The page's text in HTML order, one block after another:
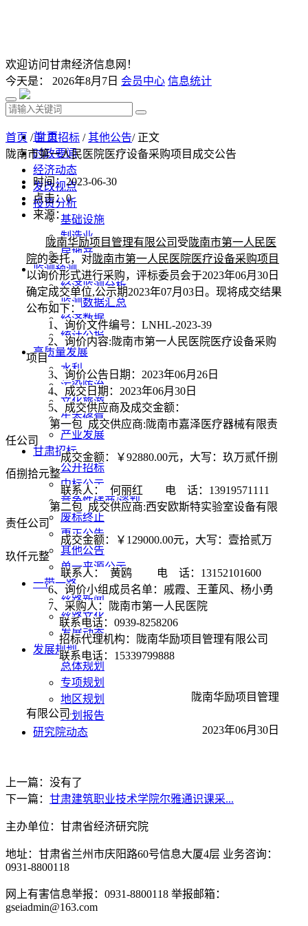
欢迎访问甘肃经济信息网！
今天是： 2026年8月7日 会员中心 信息统计
首 页
时政要闻
经济动态
发改视点
投资分析
基础设施
制造业
房地产
监测预测
经济监测分析
监测数据汇总
经济数据
统计公报
高质量发展
水利
污染防治
文化旅游
生态修复
产业发展
甘肃招标
公开招标
中标公示
竞争性磋商/谈判
废标终止
更正公告
其他公告
单一来源公示
一带一路
丝路新闻
丝路文化
发展动态
发展规划
总体规划
专项规划
地区规划
计划报告
研究院动态
首页 /甘肃招标 /其他公告/ 正文
陇南市第一人民医院医疗设备采购项目成交公告
时间：2023-06-30
点击：0
来源：
陇南华励项目管理有限公司 受 陇南市第一人民医
院的委托，对陇南市第一人民医院医疗设备采购项目
以询价形式进行采购，评标委员会于2023年06月 30 日
确定成交单位,公示期2023年07月 03 日。现将成交结果
公布如下：
1、询价文件编号：LNHL-2023-39
2、询价内容:陇南市第一人民医院医疗设备采购
项目
3、询价公告日期：2023年06月26日
4、成交日期：2023年06月30日
5、成交供应商及成交金额：
第一包 成交供应商:陇南市嘉泽医疗器械有限责
任公司
成交金额：￥92880.00元，大写：玖万贰仟捌
佰捌拾元整
联系人：
何丽红 电 话：13919571111
第二包 成交供应商:西安欧斯特实验室设备有限
责任公司
成交金额：￥ 129000.00元，大写：壹拾贰万
玖仟元整
联系人：
黄鸥 电 话：13152101600
6、询价小组成员名单：戚霞、王董风、杨小勇
7、采购人：陇南市第一人民医院
联系电话： 0939-8258206
招标代理机构：陇南华励项目管理有限公司
联系电话： 15339799888
陇南华励项目管理
有限公司
2023年06月30日
上一篇：没有了
下一篇： 甘肃建筑职业技术学院尔雅通识课采...
主办单位：甘肃省经济研究院
地址：甘肃省兰州市庆阳路60号信息大厦4层 业务咨询：
0931-8800118
网上有害信息举报：0931-8800118 举报邮箱：
gseiadmin@163.com